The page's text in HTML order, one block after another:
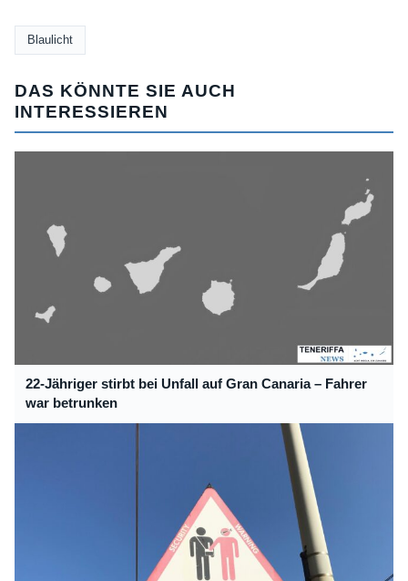
Blaulicht
DAS KÖNNTE SIE AUCH
INTERESSIEREN
22-Jähriger stirbt bei Unfall auf Gran Canaria – Fahrer
war betrunken